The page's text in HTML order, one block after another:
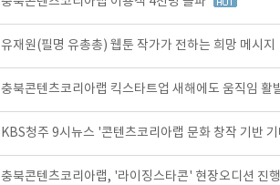
유재원(필명 유총총) 웹툰 작가가 전하는 희망 메시지
충북콘텐츠코리아랩 킥스타트업 새해에도 움직임 활
KBS청주 9시뉴스 '콘텐츠코리아랩 문화 창작 기반
충북콘텐츠코리아랩, '라이징스타콘' 현장오디션 진행